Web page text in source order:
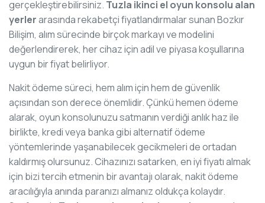
gerçekleştirebilirsiniz. Tuzla ikinci el oyun konsolu alan
yerlerarasında rekabetçi fiyatlandırmalar sunan Bozkır
Bilişim, alım sürecinde birçok markayı ve modelini
değerlendirerek, her cihaz için adil ve piyasa koşullarına
uygun bir fiyat belirliyor.
Nakit ödeme süreci, hem alım için hem de güvenlik
açısından son derece önemlidir. Çünkü hemen ödeme
alarak, oyun konsolunuzu satmanın verdiği anlık haz ile
birlikte, kredi veya banka gibi alternatif ödeme
yöntemlerinde yaşanabilecek gecikmeleri de ortadan
kaldırmış olursunuz. Cihazınızı satarken, en iyi fiyatı almak
için bizi tercih etmenin bir avantajı olarak, nakit ödeme
aracılığıyla anında paranızı almanız oldukça kolaydır.